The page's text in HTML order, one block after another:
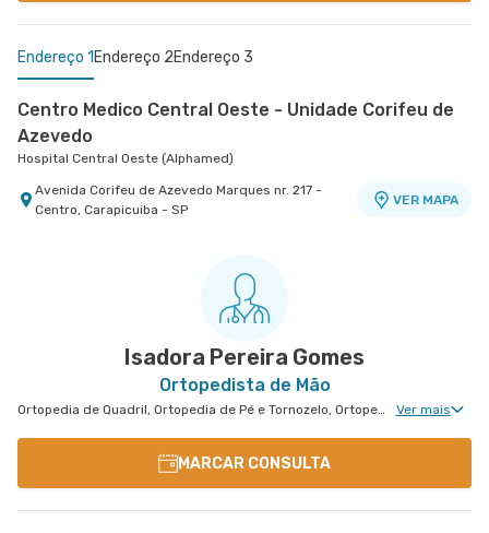
Endereço 1 Endereço 2Endereço 3
Centro Medico Central Oeste - Unidade Corifeu de
Azevedo
Hospital Central Oeste (Alphamed)
Avenida Corifeu de Azevedo Marques nr. 217 -
Centro, Carapicuiba - SP
VER MAPA
Rua Virginia Crivilari nr. 334 - Centro, Osasco -
Rua Cezario Dau nr. 156 - Jardim Maria Rosa,
Isadora Pereira Gomes
Ortopedista de Mão
Ortopedia de Quadril, Ortopedia de Pé e Tornozelo, Ortopedia de Ombro, Ortopedia de Joelho, Ortopedia de Coluna, Ortopedia Geral, Cirurgia de Joelho, Cirurgia de Coluna, Cirurgia de Punho, Ortopedia de Punho, Ortopedia de Cotovelo, Cirurgia de Cotovelo, Cirurgia de Quadril, Cirurgia de Ombro, Cirurgia de Pé e Tornozelo, Cirurgia de Mão Ver mais
MARCAR CONSULTA